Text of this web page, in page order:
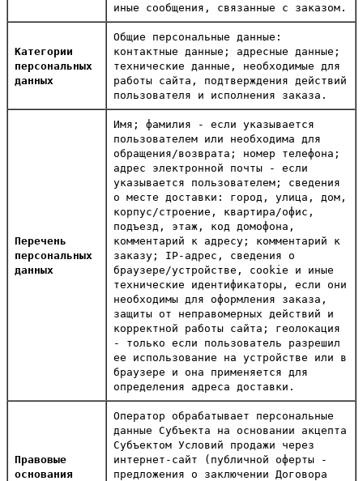
иные сообщения, связанные с заказом.
Категории
персональных
данных
Общие персональные данные:
контактные данные; адресные данные;
технические данные, необходимые для
работы сайта, подтверждения действий
пользователя и исполнения заказа.
Перечень
персональных
данных
Имя; фамилия - если указывается
пользователем или необходима для
обращения/возврата; номер телефона;
адрес электронной почты - если
указывается пользователем; сведения
о месте доставки: город, улица, дом,
корпус/строение, квартира/офис,
подъезд, этаж, код домофона,
комментарий к адресу; комментарий к
заказу; IP-адрес, сведения о
браузере/устройстве, cookie и иные
технические идентификаторы, если они
необходимы для оформления заказа,
защиты от неправомерных действий и
корректной работы сайта; геолокация
- только если пользователь разрешил
ее использование на устройстве или в
браузере и она применяется для
определения адреса доставки.
Правовые
основания
Оператор обрабатывает персональные
данные Субъекта на основании акцепта
Субъектом Условий продажи через
интернет-сайт (публичной оферты -
предложения о заключении Договора